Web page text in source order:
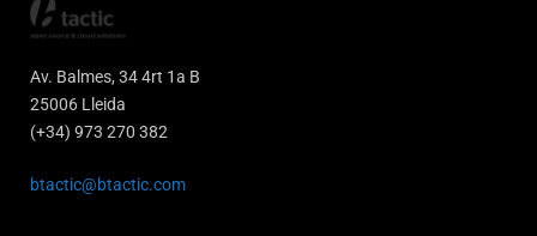
Av. Balmes, 34 4rt 1a B
25006 Lleida
(+34) 973 270 382
btactic@btactic.com